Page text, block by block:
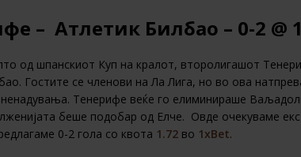
– Атлетик Билбао – 0-2 @
од шпанскиот Куп на кралот, второлигашот
Гостите се членови на Ла Лига, но во ова
Тенерифе веќе го елиминираше
беше подобар од Елче. Овде очекуваме
0-2 гола со квота 1.72 во 1xBet.